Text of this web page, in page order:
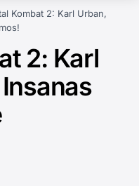
Kombat 2: Karl Urban,
2: Karl